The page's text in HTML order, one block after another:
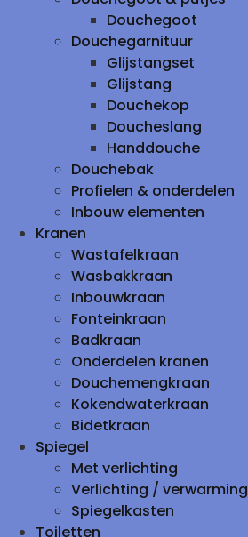
Douchegoot
Douchegarnituur
Glijstangset
Glijstang
Douchekop
Doucheslang
Handdouche
Douchebak
Profielen & onderdelen
Inbouw elementen
Kranen
Wastafelkraan
Wasbakkraan
Inbouwkraan
Fonteinkraan
Badkraan
Onderdelen kranen
Douchemengkraan
Kokendwaterkraan
Bidetkraan
Spiegel
Met verlichting
Verlichting / verwarming
Spiegelkasten
Toiletten